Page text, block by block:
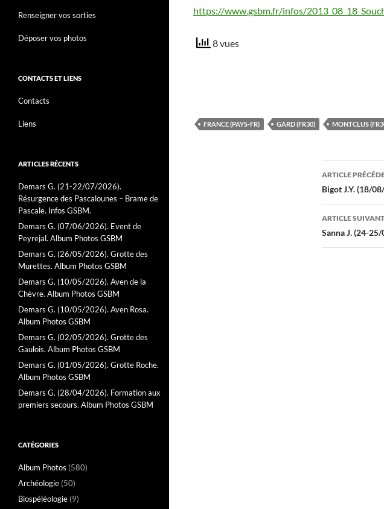
https://www.gsbm.fr/infos/
8 vues
FRANCE (PAYS-FR) GARD (FR30) MONTCLUS
des
articles
ARTICLE
Bigot J.Y. (18/
ARTICLE SUIVANT
Sanna J. (24-
Renseigner vos sorties
Déposer vos photos
CONTACTS ET LIENS
Contacts
Liens
ARTICLES RÉCENTS
Demars G. (21-22/07/2026).
Résurgence des Pascalounes – Brame de
Pascale. Infos GSBM.
Demars G. (07/06/2026). Event de
Peyrejal. Album Photos GSBM
Demars G. (26/05/2026). Grotte des
Murettes. Album Photos GSBM
Demars G. (10/05/2026). Aven de la
Chèvre. Album Photos GSBM
Demars G. (10/05/2026). Aven Rosa.
Album Photos GSBM
Demars G. (02/05/2026). Grotte des
Gaulois. Album Photos GSBM
Demars G. (01/05/2026). Grotte Roche.
Album Photos GSBM
Demars G. (28/04/2026). Formation aux
premiers secours. Album Photos GSBM
CATÉGORIES
Album Photos (580)
Archéologie (50)
Biospéléologie (9)